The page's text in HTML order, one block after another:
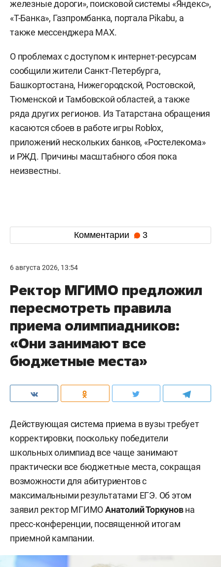
железные дороги», поисковой системы «Яндекс»,
«Т-Банка», Газпромбанка, портала Pikabu, а
также мессенджера MAX.
О проблемах с доступом к интернет-ресурсам
сообщили жители Санкт-Петербурга,
Башкортостана, Нижегородской, Ростовской,
Тюменской и Тамбовской областей, а также
ряда других регионов. Из Татарстана обращения
касаются сбоев в работе игры Roblox,
приложений нескольких банков, «Ростелекома»
и РЖД. Причины масштабного сбоя пока
неизвестны.
Комментарии 3
6 августа 2026, 13:54
Ректор МГИМО предложил
пересмотреть правила
приема олимпиадников:
«Они занимают все
бюджетные места»
Действующая система приема в вузы требует
корректировки, поскольку победители
школьных олимпиад все чаще занимают
практически все бюджетные места, сокращая
возможности для абитуриентов с
максимальными результатами ЕГЭ. Об этом
заявил ректор МГИМОАнатолий Торкуновна
пресс-конференции, посвященной итогам
приемной кампании.